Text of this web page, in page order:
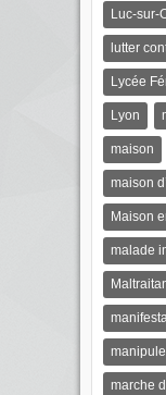
Luc-sur-
lutter
Lycée
Lyon
maison
maison
Maison
malade
marche